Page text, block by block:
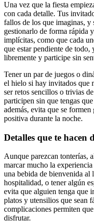
Una vez que la fiesta
con cada detalle. Tus
fallos de los que imaginas, y
gestionarlo de forma rápida
implícitas, como que cada
que estar pendiente de todo,
libremente y participe sin
Tener un par de juegos o
el hielo si hay invitados que
ser retos sencillos o trivias
participen sin que tengas
además, evita que se
positiva durante la noche.
Detalles que te hacen
Aunque parezcan tonterías,
marcar mucho la
una bebida de bienvenida al
hospitalidad, o tener algún
evita que alguien tenga que
platos y utensilios que sean
complicaciones permiten
disfrutar.